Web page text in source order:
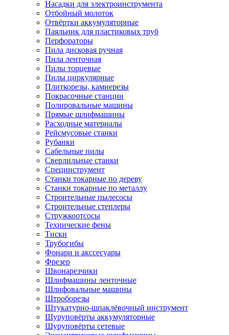
Насадки для электроинструмента
Отбойный молоток
Отвёртки аккумуляторные
Паяльник для пластиковых труб
Перфораторы
Пила дисковая ручная
Пила ленточная
Пилы торцевые
Пилы циркулярные
Плиткорезы, камнерезы
Покрасочные станции
Полировальные машины
Прямые шлифмашины
Расходные материалы
Рейсмусовые станки
Рубанки
Сабельные пилы
Сверлильные станки
Специнструмент
Станки токарные по дереву
Станки токарные по металлу
Строительные пылесосы
Строительные степлеры
Стружкоотсосы
Технические фены
Тиски
Трубогибы
Фонари и акссесуары
Фрезер
Швонарезчики
Шлифмашины ленточные
Шлифовальные машины
Штроборезы
Штукатурно-шпаклёвочный инструмент
Шуруповёрты аккумуляторные
Шуруповёрты сетевые